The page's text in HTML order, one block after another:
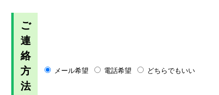
ご
連
絡
方
法
メール希望 電話希望 どちらでもいい